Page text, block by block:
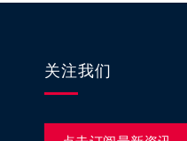
关注我们